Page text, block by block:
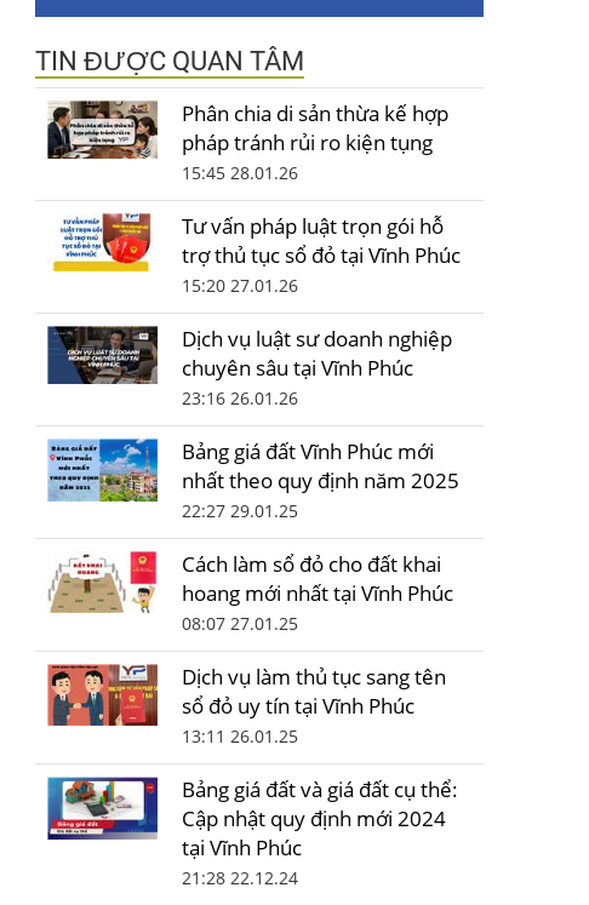
TIN ĐƯỢC QUAN TÂM
Phân chia di sản thừa kế hợp
pháp tránh rủi ro kiện tụng
15:45 28.01.26
Tư vấn pháp luật trọn gói hỗ
trợ thủ tục sổ đỏ tại Vĩnh Phúc
15:20 27.01.26
Dịch vụ luật sư doanh nghiệp
chuyên sâu tại Vĩnh Phúc
23:16 26.01.26
Bảng giá đất Vĩnh Phúc mới
nhất theo quy định năm 2025
22:27 29.01.25
Cách làm sổ đỏ cho đất khai
hoang mới nhất tại Vĩnh Phúc
08:07 27.01.25
Dịch vụ làm thủ tục sang tên
sổ đỏ uy tín tại Vĩnh Phúc
13:11 26.01.25
Bảng giá đất và giá đất cụ thể:
Cập nhật quy định mới 2024
tại Vĩnh Phúc
21:28 22.12.24